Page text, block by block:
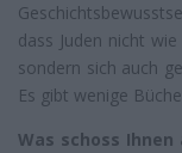
dass Juden nicht
sondern sich auch
Es gibt wenige
Was schoss